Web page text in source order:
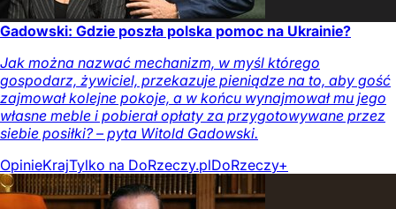
Gadowski: Gdzie poszła polska pomoc na Ukrainie?
Jak można nazwać mechanizm, w myśl którego
gospodarz, żywiciel, przekazuje pieniądze na to, aby gość
zajmował kolejne pokoje, a w końcu wynajmował mu jego
własne meble i pobierał opłaty za przygotowywane przez
siebie posiłki? – pyta Witold Gadowski.
OpinieKrajTylko na DoRzeczy.plDoRzeczy+